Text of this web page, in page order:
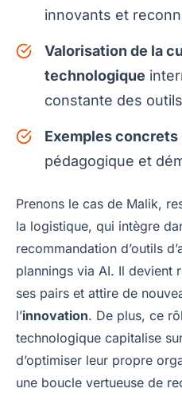
innovants et
Valorisation de la
technologique
constante des
Exemples concrets
pédagogique et
Prenons le cas de Malik,
la logistique, qui intègre
recommandation d’outils
plannings via AI. Il devient
ses pairs et attire de
l’innovation. De plus, ce
technologique capitalise
d’optimiser leur propre
une boucle vertueuse de